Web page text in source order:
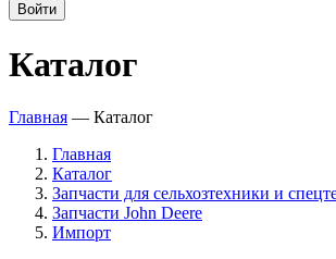
Войти
Каталог
Главная — Каталог
Главная
Каталог
Запчасти для сельхозтехники и
Запчасти John Deere
Импорт